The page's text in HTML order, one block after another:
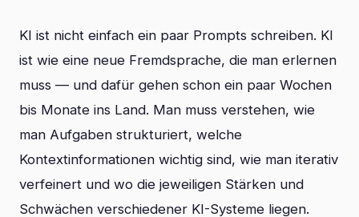
KI ist nicht einfach ein paar Prompts schreiben. KI
ist wie eine neue Fremdsprache, die man erlernen
muss — und dafür gehen schon ein paar Wochen
bis Monate ins Land. Man muss verstehen, wie
man Aufgaben strukturiert, welche
Kontextinformationen wichtig sind, wie man iterativ
verfeinert und wo die jeweiligen Stärken und
Schwächen verschiedener KI-Systeme liegen.